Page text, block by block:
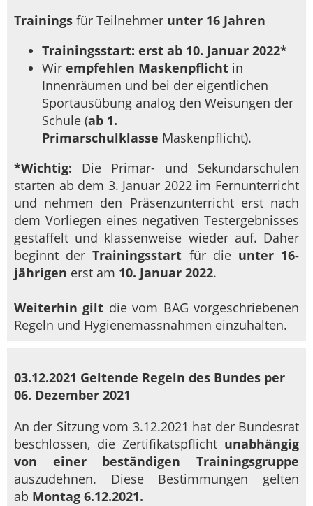
Trainings für Teilnehmer unter 16 Jahren
Trainingsstart: erst ab 10. Januar 2022*
Wir empfehlen Maskenpflicht in
Innenräumen und bei der eigentlichen
Sportausübung analog den Weisungen der
Schule (ab 1.
Primarschulklasse Maskenpflicht).
*Wichtig: Die Primar- und Sekundarschulen
starten ab dem 3. Januar 2022 im Fernunterricht
und nehmen den Präsenzunterricht erst nach
dem Vorliegen eines negativen Testergebnisses
gestaffelt und klassenweise wieder auf. Daher
beginnt derTrainingsstart für die unter 16-
jährigen erst am 10. Januar 2022.
Weiterhin gilt die vom BAG vorgeschriebenen
Regeln und Hygienemassnahmen einzuhalten.
03.12.2021 Geltende Regeln des Bundes per
06. Dezember 2021
An der Sitzung vom 3.12.2021 hat der Bundesrat
beschlossen, die Zertifikatspflicht unabhängig
von einer beständigen Trainingsgruppe
auszudehnen. Diese Bestimmungen gelten
ab Montag 6.12.2021.